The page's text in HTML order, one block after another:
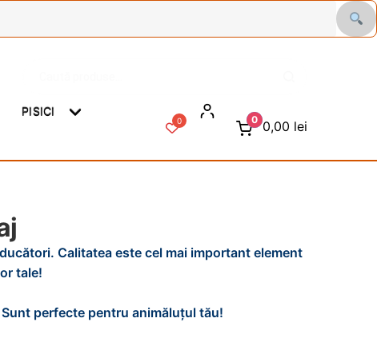
t
PISICI
0 0 0,00 lei
Calitatea este cel mai important element
tale!
perfecte pentru animăluțul tău!